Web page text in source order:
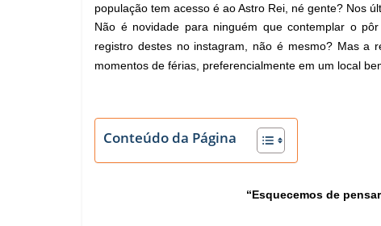
população tem acesso é ao Astro Rei, né gente? Nos
Não é novidade para ninguém que contemplar o
registro destes no instagram, não é mesmo? Mas a
momentos de férias, preferencialmente em um local
Conteúdo da Página
“Esquecemos de